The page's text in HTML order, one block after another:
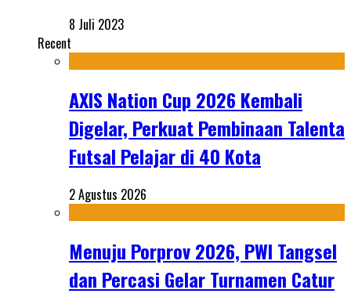
8 Juli 2023
Recent
AXIS Nation Cup 2026 Kembali
Digelar, Perkuat Pembinaan Talenta
Futsal Pelajar di 40 Kota
2 Agustus 2026
Menuju Porprov 2026, PWI Tangsel
dan Percasi Gelar Turnamen Catur